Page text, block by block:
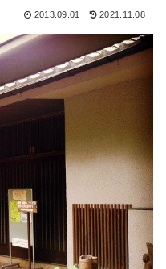
2013.09.01 2021.11.08